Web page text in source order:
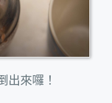
出來囉！